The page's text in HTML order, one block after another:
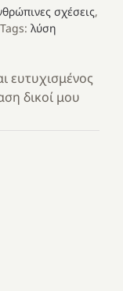
σχέσεις,
Tags: λύση
ευτυχισμένος
δικοί μου